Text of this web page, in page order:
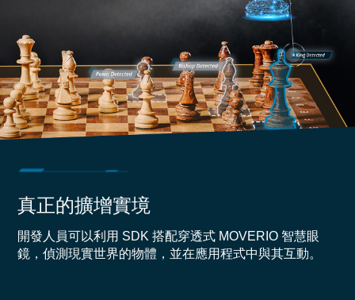
真正的擴增實境
開發人員可以利用 SDK 搭配穿透式 MOVERIO 智慧眼
鏡，偵測現實世界的物體，並在應用程式中與其互動。